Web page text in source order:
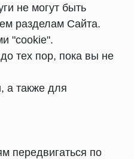
не могут быть
разделам Сайта.
"cookie".
тех пор, пока вы не
а также для
передвигаться по